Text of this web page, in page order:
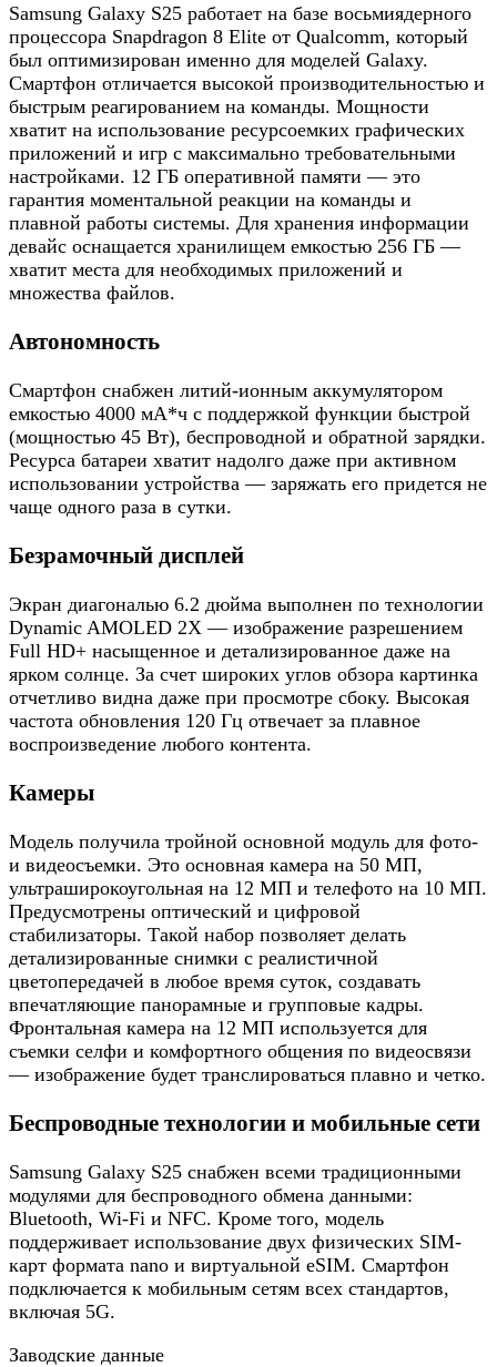
Samsung Galaxy S25 работает на базе восьмиядерного
процессора Snapdragon 8 Elite от Qualcomm, который
был оптимизирован именно для моделей Galaxy.
Смартфон отличается высокой производительностью и
быстрым реагированием на команды. Мощности
хватит на использование ресурсоемких графических
приложений и игр с максимально требовательными
настройками. 12 ГБ оперативной памяти — это
гарантия моментальной реакции на команды и
плавной работы системы. Для хранения информации
девайс оснащается хранилищем емкостью 256 ГБ —
хватит места для необходимых приложений и
множества файлов.
Автономность
Смартфон снабжен литий-ионным аккумулятором
емкостью 4000 мА*ч с поддержкой функции быстрой
(мощностью 45 Вт), беспроводной и обратной зарядки.
Ресурса батареи хватит надолго даже при активном
использовании устройства — заряжать его придется не
чаще одного раза в сутки.
Безрамочный дисплей
Экран диагональю 6.2 дюйма выполнен по технологии
Dynamic AMOLED 2X — изображение разрешением
Full HD+ насыщенное и детализированное даже на
ярком солнце. За счет широких углов обзора картинка
отчетливо видна даже при просмотре сбоку. Высокая
частота обновления 120 Гц отвечает за плавное
воспроизведение любого контента.
Камеры
Модель получила тройной основной модуль для фото-
и видеосъемки. Это основная камера на 50 МП,
ультраширокоугольная на 12 МП и телефото на 10 МП.
Предусмотрены оптический и цифровой
стабилизаторы. Такой набор позволяет делать
детализированные снимки с реалистичной
цветопередачей в любое время суток, создавать
впечатляющие панорамные и групповые кадры.
Фронтальная камера на 12 МП используется для
съемки селфи и комфортного общения по видеосвязи
— изображение будет транслироваться плавно и четко.
Беспроводные технологии и мобильные сети
Samsung Galaxy S25 снабжен всеми традиционными
модулями для беспроводного обмена данными:
Bluetooth, Wi-Fi и NFC. Кроме того, модель
поддерживает использование двух физических SIM-
карт формата nano и виртуальной eSIM. Смартфон
подключается к мобильным сетям всех стандартов,
включая 5G.
Заводские данные